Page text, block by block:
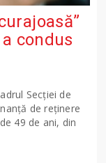
condus
Secției de
de reținere
49 de ani, din